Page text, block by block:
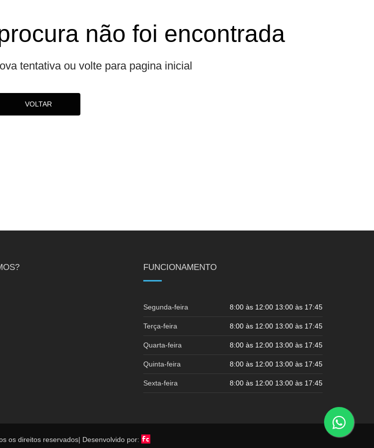
não foi encontrada
tentativa ou volte para pagina inicial
VOLTAR
FUNCIONAMENTO
Segunda-feira 8:00 às 12:00 13:00 às 17:45
Terça-feira 8:00 às 12:00 13:00 às 17:45
Quarta-feira 8:00 às 12:00 13:00 às 17:45
Quinta-feira 8:00 às 12:00 13:00 às 17:45
Sexta-feira 8:00 às 12:00 13:00 às 17:45
os direitos reservados| Desenvolvido por: